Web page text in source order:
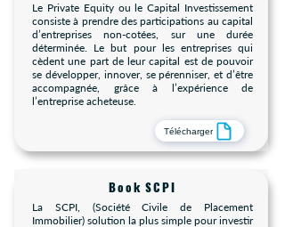
Le Private Equity ou le Capital Investissement
consiste à prendre des participations au capital
d’entreprises non-cotées, sur une durée
déterminée. Le but pour les entreprises qui
cèdent une part de leur capital est de pouvoir
se développer, innover, se pérenniser, et d’être
accompagnée, grâce à l’expérience de
l’entreprise acheteuse.
Télécharger
Book SCPI
La SCPI, (Société Civile de Placement
Immobilier) solution la plus simple pour investir